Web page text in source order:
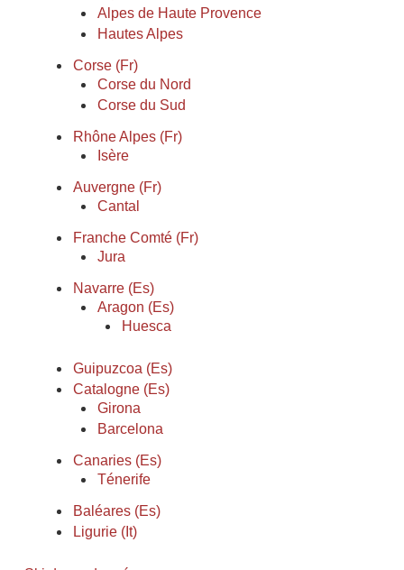
Alpes de Haute Provence
Hautes Alpes
Corse (Fr)
Corse du Nord
Corse du Sud
Rhône Alpes (Fr)
Isère
Auvergne (Fr)
Cantal
Franche Comté (Fr)
Jura
Navarre (Es)
Aragon (Es)
Huesca
Guipuzcoa (Es)
Catalogne (Es)
Girona
Barcelona
Canaries (Es)
Ténerife
Baléares (Es)
Ligurie (It)